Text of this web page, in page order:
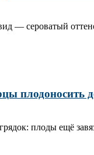
— сероватый
плодоносить
плоды ещё